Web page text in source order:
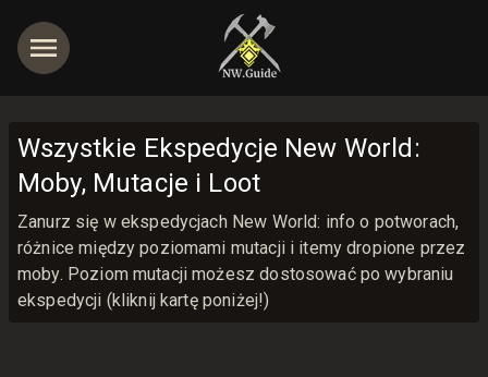
Wszystkie Ekspedycje New World:
Moby, Mutacje i Loot
Zanurz się w ekspedycjach New World: info o potworach,
różnice między poziomami mutacji i itemy dropione przez
moby. Poziom mutacji możesz dostosować po wybraniu
ekspedycji (kliknij kartę poniżej!)
Wykopaliska Amrine
Zalecany Poziom: 25
Gwiezdny Kurhan
Zalecany Poziom: 35
Głębiny
Zalecany Poziom: 45
Stocznia Dynastii
Zalecany Poziom: 55
Ogród Genezy
Zalecany Poziom: 60
Użyteczność Łazarza
Zalecany Poziom
Pąkle i czarny proch
Enneada